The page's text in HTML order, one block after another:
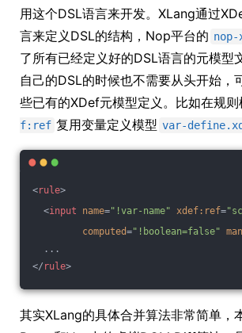
用这个DSL语言来开发。XLang通过
言来定义DSL的结构，Nop平台的 nop-
了所有已经定义好的DSL语言的元模型
自己的DSL的时候也不需要从头开始，
些已有的XDef元模型定义。比如在规则
f:ref 复用变量定义模型 var-
<rule>
<input name="!var-name" xdef:ref=
computed="!boolean=false"
...
</ rule>
其实XLang的具体合并算法非常简单，